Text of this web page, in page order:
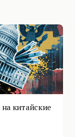
китайские